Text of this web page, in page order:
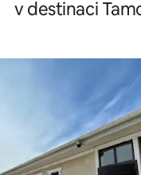
v destinaci